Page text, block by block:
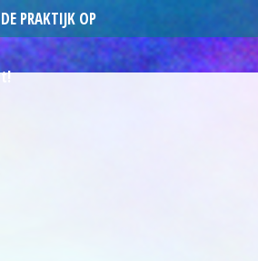
PRAKTIJK OP